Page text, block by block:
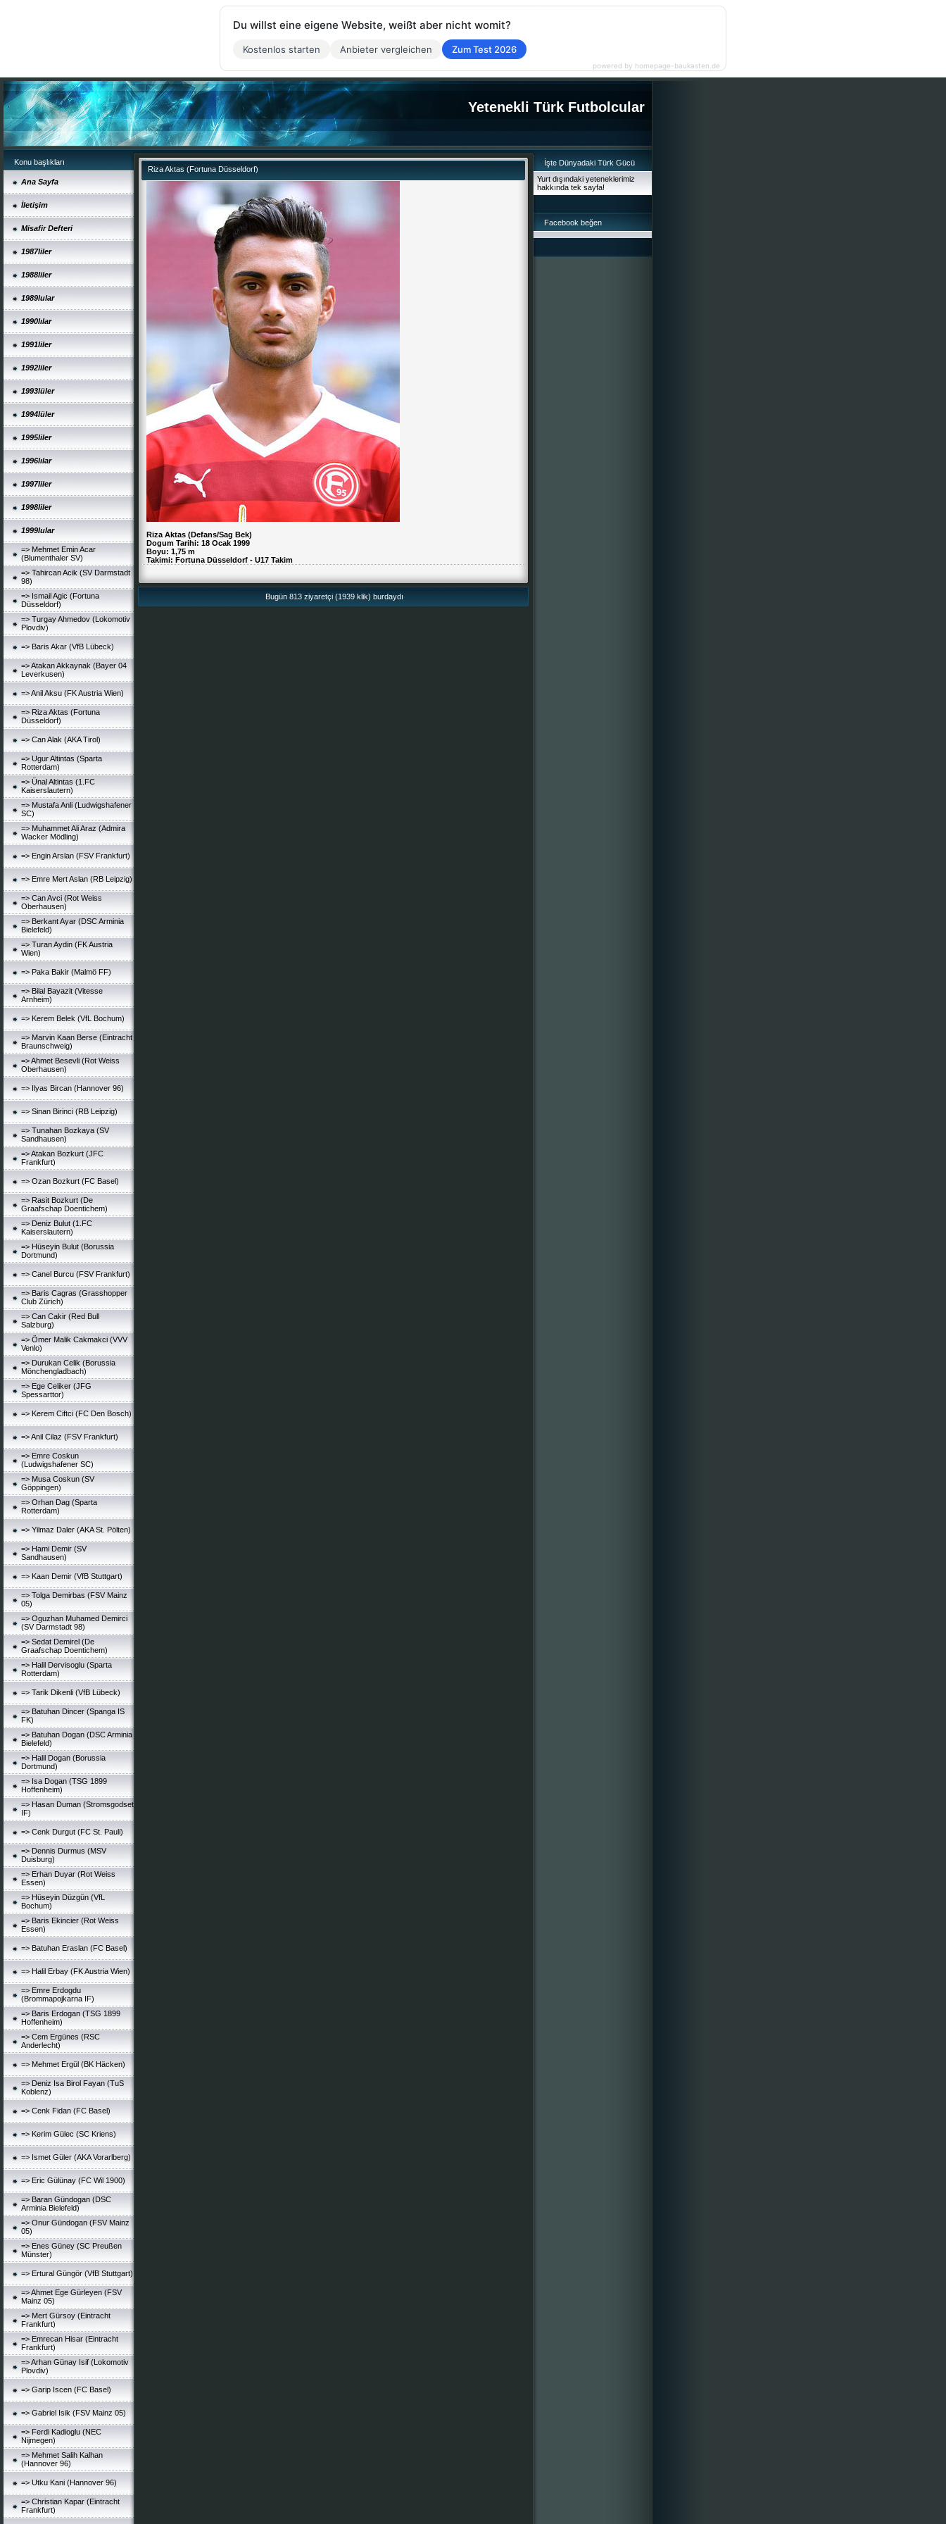
Yetenekli Türk Futbolcular
Konu başlıkları
Ana Sayfa
İletişim
Misafir Defteri
1987liler
1988liler
1989lular
1990lılar
1991liler
1992liler
1993lüler
1994lüler
1995liler
1996lılar
1997liler
1998liler
1999lular
=> Mehmet Emin Acar
(Blumenthaler SV)
=> Tahircan Acik (SV Darmstadt
98)
=> Ismail Agic (Fortuna
Düsseldorf)
=> Turgay Ahmedov (Lokomotiv
Plovdiv)
=> Baris Akar (VfB Lübeck)
=> Atakan Akkaynak (Bayer 04
Leverkusen)
=> Anil Aksu (FK Austria Wien)
=> Riza Aktas (Fortuna
Düsseldorf)
=> Can Alak (AKA Tirol)
=> Ugur Altintas (Sparta
Rotterdam)
=> Ünal Altintas (1.FC
Kaiserslautern)
=> Mustafa Anli (Ludwigshafener
SC)
=> Muhammet Ali Araz (Admira
Wacker Mödling)
=> Engin Arslan (FSV Frankfurt)
=> Emre Mert Aslan (RB Leipzig)
=> Can Avci (Rot Weiss
Oberhausen)
=> Berkant Ayar (DSC Arminia
Bielefeld)
=> Turan Aydin (FK Austria
Wien)
=> Paka Bakir (Malmö FF)
=> Bilal Bayazit (Vitesse
Arnheim)
=> Kerem Belek (VfL Bochum)
=> Marvin Kaan Berse (Eintracht
Braunschweig)
=> Ahmet Besevli (Rot Weiss
Oberhausen)
=> Ilyas Bircan (Hannover 96)
=> Sinan Birinci (RB Leipzig)
=> Tunahan Bozkaya (SV
Sandhausen)
=> Atakan Bozkurt (JFC
Frankfurt)
=> Ozan Bozkurt (FC Basel)
=> Rasit Bozkurt (De
Graafschap Doentichem)
=> Deniz Bulut (1.FC
Kaiserslautern)
=> Hüseyin Bulut (Borussia
Dortmund)
=> Canel Burcu (FSV Frankfurt)
=> Baris Cagras (Grasshopper
Club Zürich)
=> Can Cakir (Red Bull
Salzburg)
=> Ömer Malik Cakmakci (VVV
Venlo)
=> Durukan Celik (Borussia
Mönchengladbach)
=> Ege Celiker (JFG
Spessarttor)
=> Kerem Ciftci (FC Den Bosch)
=> Anil Cilaz (FSV Frankfurt)
=> Emre Coskun
(Ludwigshafener SC)
=> Musa Coskun (SV
Göppingen)
=> Orhan Dag (Sparta
Rotterdam)
=> Yilmaz Daler (AKA St. Pölten)
=> Hami Demir (SV
Sandhausen)
=> Kaan Demir (VfB Stuttgart)
=> Tolga Demirbas (FSV Mainz
05)
=> Oguzhan Muhamed Demirci
(SV Darmstadt 98)
=> Sedat Demirel (De
Graafschap Doentichem)
=> Halil Dervisoglu (Sparta
Rotterdam)
=> Tarik Dikenli (VfB Lübeck)
=> Batuhan Dincer (Spanga IS
FK)
=> Batuhan Dogan (DSC Arminia
Bielefeld)
=> Halil Dogan (Borussia
Dortmund)
=> Isa Dogan (TSG 1899
Hoffenheim)
=> Hasan Duman (Stromsgodset
IF)
=> Cenk Durgut (FC St. Pauli)
=> Dennis Durmus (MSV
Duisburg)
=> Erhan Duyar (Rot Weiss
Essen)
=> Hüseyin Düzgün (VfL
Bochum)
=> Baris Ekincier (Rot Weiss
Essen)
=> Batuhan Eraslan (FC Basel)
=> Halil Erbay (FK Austria Wien)
=> Emre Erdogdu
(Brommapojkarna IF)
=> Baris Erdogan (TSG 1899
Hoffenheim)
=> Cem Ergünes (RSC
Anderlecht)
=> Mehmet Ergül (BK Häcken)
=> Deniz Isa Birol Fayan (TuS
Koblenz)
=> Cenk Fidan (FC Basel)
=> Kerim Gülec (SC Kriens)
=> Ismet Güler (AKA Vorarlberg)
=> Eric Gülünay (FC Wil 1900)
=> Baran Gündogan (DSC
Arminia Bielefeld)
=> Onur Gündogan (FSV Mainz
05)
=> Enes Güney (SC Preußen
Münster)
=> Ertural Güngör (VfB Stuttgart)
=> Ahmet Ege Gürleyen (FSV
Mainz 05)
=> Mert Gürsoy (Eintracht
Frankfurt)
=> Emrecan Hisar (Eintracht
Frankfurt)
=> Arhan Günay Isif (Lokomotiv
Plovdiv)
=> Garip Iscen (FC Basel)
=> Gabriel Isik (FSV Mainz 05)
=> Ferdi Kadioglu (NEC
Nijmegen)
=> Mehmet Salih Kalhan
(Hannover 96)
=> Utku Kani (Hannover 96)
=> Christian Kapar (Eintracht
Frankfurt)
Riza Aktas (Fortuna Düsseldorf)
Riza Aktas (Defans/Sag Bek)
Dogum Tarihi: 18 Ocak 1999
Boyu: 1,75 m
Takimi: Fortuna Düsseldorf - U17 Takim
Bugün 813 ziyaretçi (1939 klik) burdaydı
İşte Dünyadaki Türk Gücü
Yurt dışındaki yeteneklerimiz
hakkında tek sayfa!
Facebook beğen
Du willst eine eigene Website, weißt aber nicht womit?
Kostenlos starten Anbieter vergleichen Zum Test 2026
powered by homepage-baukasten.de